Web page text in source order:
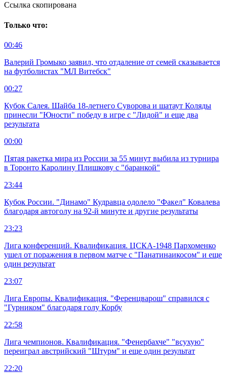
Ccылка скопирована
Только что:
00:46
Валерий Громыко заявил, что отдаление от семей сказывается
на футболистах "МЛ Витебск"
00:27
Кубок Салея. Шайба 18-летнего Суворова и шатаут Коляды
принесли "Юности" победу в игре с "Лидой" и еще два
результата
00:00
Пятая ракетка мира из России за 55 минут выбила из турнира
в Торонто Каролину Плишкову с "баранкой"
23:44
Кубок России. "Динамо" Кудравца одолело "Факел" Ковалева
благодаря автоголу на 92-й минуте и другие результаты
23:23
Лига конференций. Квалификация. ЦСКА-1948 Пархоменко
ушел от поражения в первом матче с "Панатинаикосом" и еще
один результат
23:07
Лига Европы. Квалификация. "Ференцварош" справился с
"Гурником" благодаря голу Корбу
22:58
Лига чемпионов. Квалификация. "Фенербахче" "всухую"
переиграл австрийский "Штурм" и еще один результат
22:20